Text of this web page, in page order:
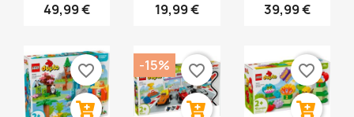
49,99 € 19,99 € 39,99 €
favorite_border -15% favorite_border favorite_border